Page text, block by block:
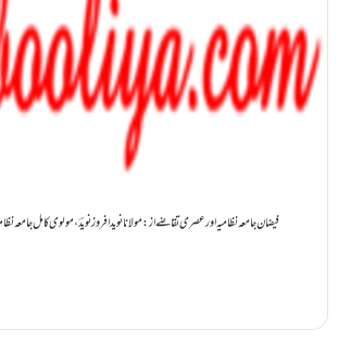
فیضان جامعہ نظامیہ اور عصری تقاضے از : مولانا نوید افروزنویدؔ، مولوی کامل جامعہ